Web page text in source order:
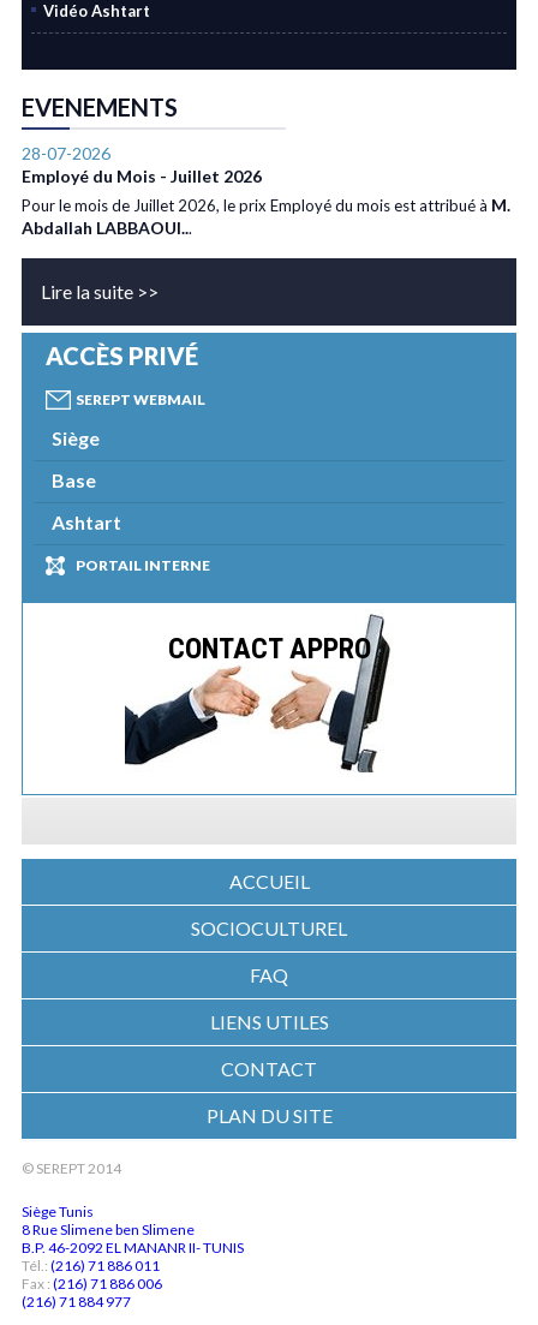
Vidéo Ashtart
EVENEMENTS
28-07-2026
Employé du Mois - Juillet 2026
Pour le mois de Juillet 2026, le prix Employé du mois est attribué à M.
Abdallah LABBAOUI...
Lire la suite >>
ACCÈS PRIVÉ
SEREPT WEBMAIL
Siège
Base
Ashtart
PORTAIL INTERNE
CONTACT APPRO
ACCUEIL
SOCIOCULTUREL
FAQ
LIENS UTILES
CONTACT
PLAN DU SITE
© SEREPT 2014
Siège Tunis
8 Rue Slimene ben Slimene
B.P. 46-2092 EL MANANR II- TUNIS
Tél.: (216) 71 886 011
Fax : (216) 71 886 006
(216) 71 884 977